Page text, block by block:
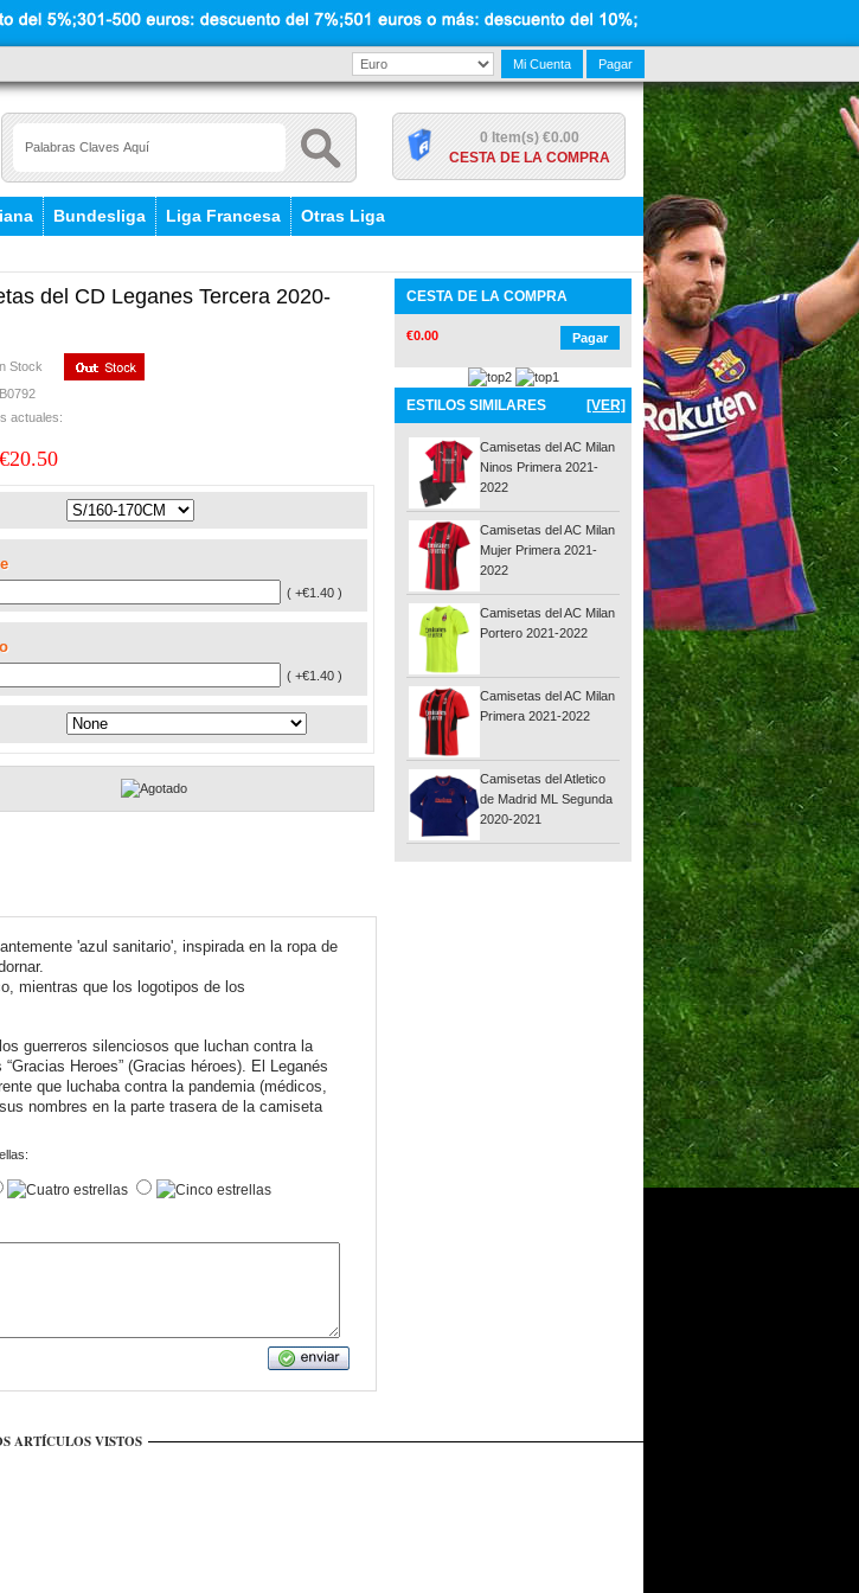
Pagar
Mi Cuenta
0 Item(s) €0.00
CESTA DE LA COMPRA
Bundesliga Liga Francesa Otras Liga
del CD Leganes Tercera 2020-
Stock
actuales:
( +€1.40 )
( +€1.40 )
'azul sanitario', inspirada en la ropa de
mientras que los logotipos de los
guerreros silenciosos que luchan contra la
Heroes” (Gracias héroes). El Leganés
que luchaba contra la pandemia (médicos,
nombres en la parte trasera de la camiseta
CESTA DE LA COMPRA
€0.00 Pagar
ESTILOS SIMILARES [VER]
Camisetas del AC Milan
Ninos Primera 2021-
2022
Camisetas del AC Milan
Mujer Primera 2021-
2022
Camisetas del AC Milan
Portero 2021-2022
Camisetas del AC Milan
Primera 2021-2022
Camisetas del Atletico
de Madrid ML Segunda
2020-2021
ARTÍCULOS VISTOS